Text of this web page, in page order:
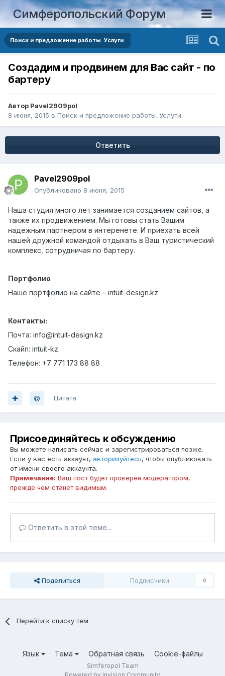
Симферопольский Форум
Поиск и предложение работы. Услуги.
Создадим и продвинем для Вас сайт - по
бартеру
Автор Pavel2909pol
8 июня, 2015 в Поиск и предложение работы. Услуги.
Ответить
Pavel2909pol
Опубликовано 8 июня, 2015
Наша студия много лет занимается созданием сайтов, а
также их продвижением. Мы готовы стать Вашим
надежным партнером в интеренете. И приехать всей
нашей дружной командой отдыхать в Ваш туристический
комплекс, сотрудничая по бартеру.
Портфолио
Наше портфолио на сайте – intuit-design.kz
Контакты:
Почта: info@intuit-design.kz
Скайп: intuit-kz
Телефон: +7 771 173 88 88
Цитата
Присоединяйтесь к обсуждению
Вы можете написать сейчас и зарегистрироваться позже.
Если у вас есть аккаунт, авторизуйтесь, чтобы опубликовать
от имени своего аккаунта.
Примечание: Ваш пост будет проверен модератором,
прежде чем станет видимым.
Ответить в этой теме...
Поделиться Подписчики 0
Перейти к списку тем
Язык Тема Обратная связь Cookie-файлы
Simferopol Team